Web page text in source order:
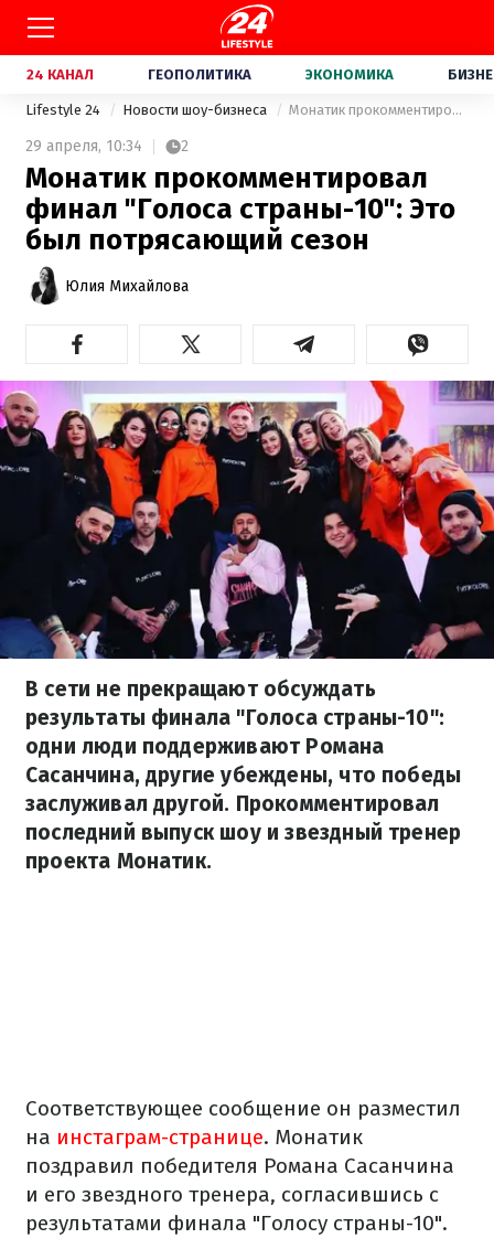
24 КАНАЛ ГЕОПОЛИТИКА ЭКОНОМИКА
Lifestyle 24 Новости шоу-бизнеса Монатик прокомментировал финал "Голоса страны-10": Это был потрясающий сезон
29 апреля, 10:34 2
Монатик прокомментировал
финал "Голоса страны-10": Это
был потрясающий сезон
Юлия Михайлова
В сети не прекращают обсуждать
результаты финала "Голоса страны-10":
одни люди поддерживают Романа
Сасанчина, другие убеждены, что победы
заслуживал другой. Прокомментировал
последний выпуск шоу и звездный тренер
проекта Монатик.
Соответствующее сообщение он разместил
на инстаграм-странице. Монатик
поздравил победителя Романа Сасанчина
и его звездного тренера, согласившись с
результатами финала "Голосу страны-10".